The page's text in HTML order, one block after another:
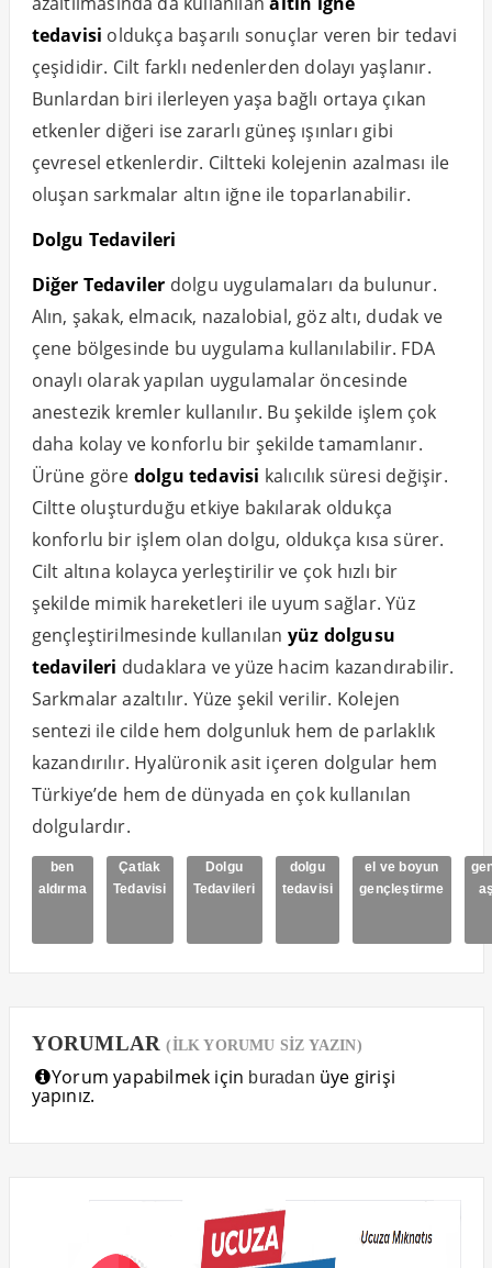
tedavisi oldukça başarılı sonuçlar veren bir tedavi
çeşididir. Cilt farklı nedenlerden dolayı yaşlanır.
Bunlardan biri ilerleyen yaşa bağlı ortaya çıkan
etkenler diğeri ise zararlı güneş ışınları gibi
çevresel etkenlerdir. Ciltteki kolejenin azalması ile
oluşan sarkmalar altın iğne ile toparlanabilir.
Dolgu Tedavileri
Diğer Tedaviler dolgu uygulamaları da bulunur.
Alın, şakak, elmacık, nazalobial, göz altı, dudak ve
çene bölgesinde bu uygulama kullanılabilir. FDA
onaylı olarak yapılan uygulamalar öncesinde
anestezik kremler kullanılır. Bu şekilde işlem çok
daha kolay ve konforlu bir şekilde tamamlanır.
Ürüne göre dolgu tedavisi kalıcılık süresi değişir.
Ciltte oluşturduğu etkiye bakılarak oldukça
konforlu bir işlem olan dolgu, oldukça kısa sürer.
Cilt altına kolayca yerleştirilir ve çok hızlı bir
şekilde mimik hareketleri ile uyum sağlar. Yüz
gençleştirilmesinde kullanılan yüz dolgusu
tedavileri dudaklara ve yüze hacim kazandırabilir.
Sarkmalar azaltılır. Yüze şekil verilir. Kolejen
sentezi ile cilde hem dolgunluk hem de parlaklık
kazandırılır. Hyalüronik asit içeren dolgular hem
Türkiye’de hem de dünyada en çok kullanılan
dolgulardır.
ben
aldırma
Çatlak
Tedavisi
Dolgu
Tedavileri
dolgu
tedavisi
el ve boyun
gençleştirme
YORUMLAR(İLK YORUMU SİZ YAZIN)
Yorum yapabilmek için buradan üye girişi
yapınız.